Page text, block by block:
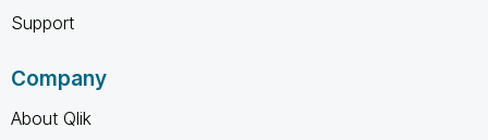
Support
Company
About Qlik